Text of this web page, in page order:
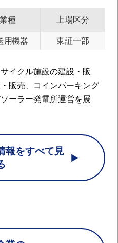
業種
用機器
上場区分
東証一部
イクル施設の建設・販
販売、コインパーキング
ーラー発電所運営を展
報をすべて見